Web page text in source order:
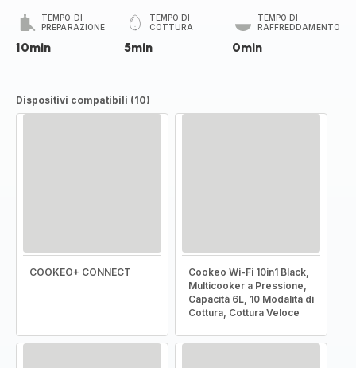
TEMPO DI
PREPARAZIONE
10min
TEMPO DI
COTTURA
5min
TEMPO DI
RAFFREDDAMENTO
0min
Dispositivi compatibili (10)
COOKEO+ CONNECT
Cookeo Wi-Fi 10in1 Black,
Multicooker a Pressione,
Capacità 6L, 10 Modalità di
Cottura, Cottura Veloce